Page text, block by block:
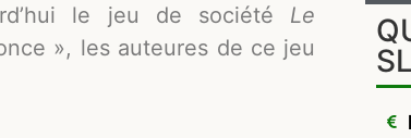
le jeu de société Le
», les auteures de ce jeu